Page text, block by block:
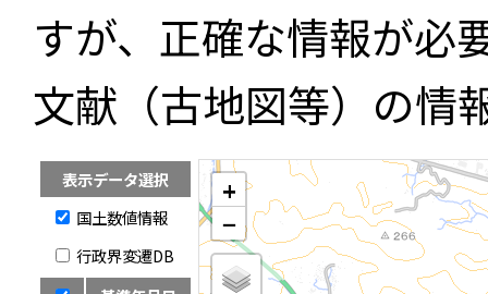
すが、正確な情報が必
文献（古地図等）の情
表示データ選択
国土数値情報
行政界変遷DB
+
−